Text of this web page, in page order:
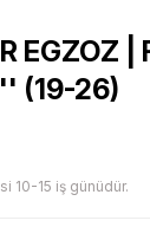
EGZOZ |
(19-26)
10-15 iş günüdür.